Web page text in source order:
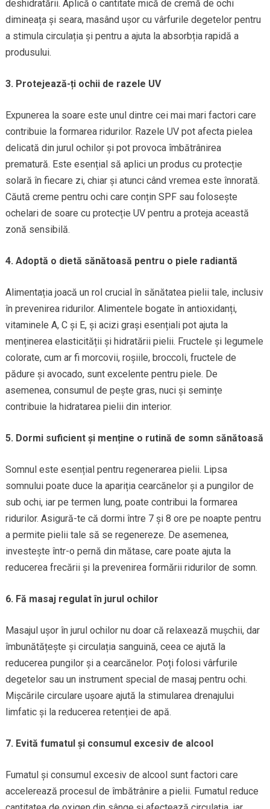
deshidratării. Aplică o cantitate mică de cremă de ochi
dimineața și seara, masând ușor cu vârfurile degetelor pentru
a stimula circulația și pentru a ajuta la absorbția rapidă a
produsului.
3. Protejează-ți ochii de razele UV
Expunerea la soare este unul dintre cei mai mari factori care
contribuie la formarea ridurilor. Razele UV pot afecta pielea
delicată din jurul ochilor și pot provoca îmbătrânirea
prematură. Este esențial să aplici un produs cu protecție
solară în fiecare zi, chiar și atunci când vremea este înnorată.
Căută creme pentru ochi care conțin SPF sau folosește
ochelari de soare cu protecție UV pentru a proteja această
zonă sensibilă.
4. Adoptă o dietă sănătoasă pentru o piele radiantă
Alimentația joacă un rol crucial în sănătatea pielii tale, inclusiv
în prevenirea ridurilor. Alimentele bogate în antioxidanți,
vitaminele A, C și E, și acizi grași esențiali pot ajuta la
menținerea elasticității și hidratării pielii. Fructele și legumele
colorate, cum ar fi morcovii, roșiile, broccoli, fructele de
pădure și avocado, sunt excelente pentru piele. De
asemenea, consumul de pește gras, nuci și semințe
contribuie la hidratarea pielii din interior.
5. Dormi suficient și menține o rutină de somn sănătoasă
Somnul este esențial pentru regenerarea pielii. Lipsa
somnului poate duce la apariția cearcănelor și a pungilor de
sub ochi, iar pe termen lung, poate contribui la formarea
ridurilor. Asigură-te că dormi între 7 și 8 ore pe noapte pentru
a permite pielii tale să se regenereze. De asemenea,
investește într-o pernă din mătase, care poate ajuta la
reducerea frecării și la prevenirea formării ridurilor de somn.
6. Fă masaj regulat în jurul ochilor
Masajul ușor în jurul ochilor nu doar că relaxează mușchii, dar
îmbunătățește și circulația sanguină, ceea ce ajută la
reducerea pungilor și a cearcănelor. Poți folosi vârfurile
degetelor sau un instrument special de masaj pentru ochi.
Mișcările circulare ușoare ajută la stimularea drenajului
limfatic și la reducerea retenției de apă.
7. Evită fumatul și consumul excesiv de alcool
Fumatul și consumul excesiv de alcool sunt factori care
accelerează procesul de îmbătrânire a pielii. Fumatul reduce